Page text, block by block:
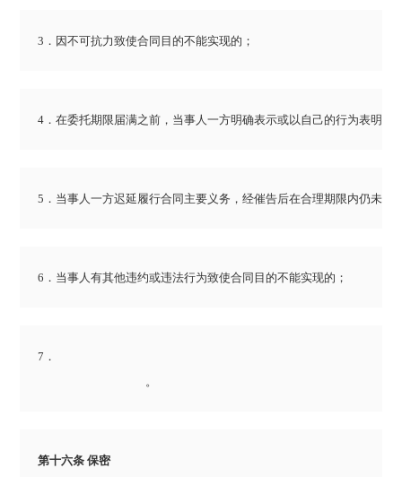
4．在委托期限届满之前，当事人一方明确表示或以自己的行为表明不
5．当事人一方迟延履行合同主要义务，经催告后在合理期限内仍未履
6．当事人有其他违约或违法行为致使合同目的不能实现的；
7．
					。
第十六条 保密